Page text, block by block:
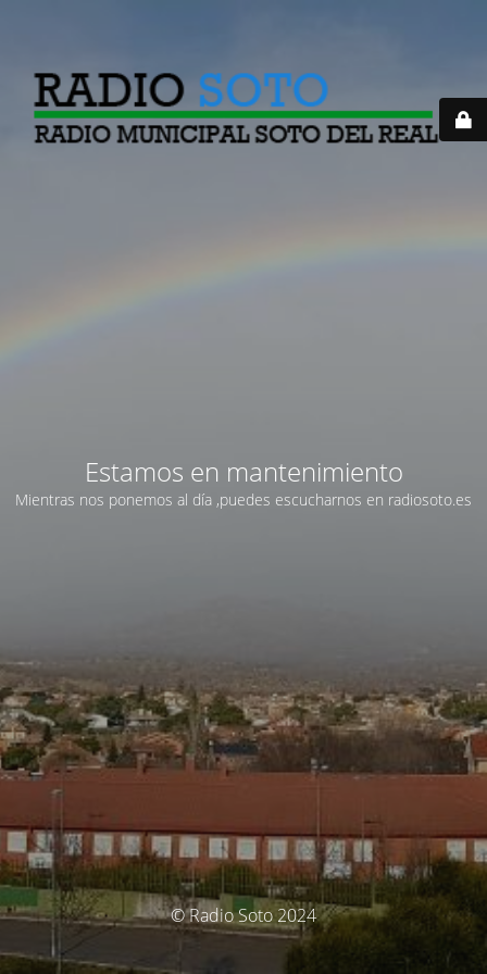
Estamos en mantenimiento
Mientras nos ponemos al día ,puedes escucharnos en radiosoto.es
© Radio Soto 2024